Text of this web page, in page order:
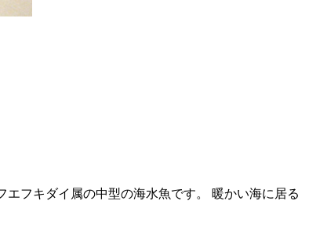
エフキダイ属の中型の海水魚です。 暖かい海に居る